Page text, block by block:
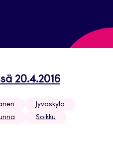
20.4.2016
Jyväskylä
Soikku